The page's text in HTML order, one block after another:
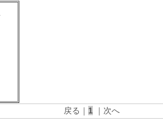
戻る｜ 1 ｜次へ